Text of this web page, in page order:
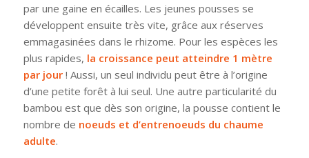
par une gaine en écailles. Les jeunes pousses se
développent ensuite très vite, grâce aux réserves
emmagasinées dans le rhizome. Pour les espèces les
plus rapides, la croissance peut atteindre 1 mètre
par jour! Aussi, un seul individu peut être à l’origine
d’une petite forêt à lui seul. Une autre particularité du
bambou est que dès son origine, la pousse contient le
nombre de noeuds et d’entrenoeuds du chaume
adulte.